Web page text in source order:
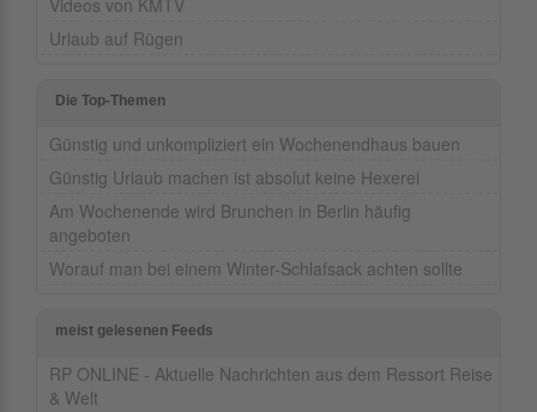
Videos von KMTV
Urlaub auf Rügen
Die Top-Themen
Günstig und unkompliziert ein Wochenendhaus bauen
Günstig Urlaub machen ist absolut keine Hexerei
Am Wochenende wird Brunchen in Berlin häufig
angeboten
Worauf man bei einem Winter-Schlafsack achten sollte
meist gelesenen Feeds
RP ONLINE - Aktuelle Nachrichten aus dem Ressort Reise
& Welt